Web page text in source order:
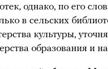
однако, по его
в сельских
культуры,
образования и